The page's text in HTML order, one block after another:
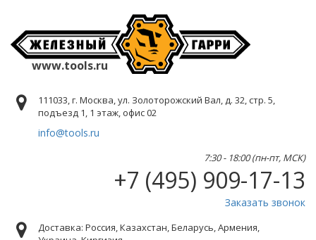
www.tools.ru
111033, г. Москва, ул. Золоторожский Вал, д. 32, стр. 5,
подъезд 1, 1 этаж, офис 02
info@tools.ru
7:30 - 18:00 (пн-пт, МСК)
+7 (495) 909-17-13
Заказать звонок
Доставка: Россия, Казахстан, Беларусь, Армения,